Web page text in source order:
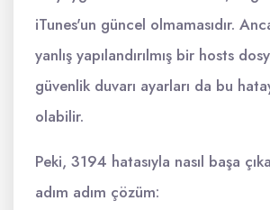
iTunes'un güncel olmamasıdır.
yanlış yapılandırılmış bir hosts
güvenlik duvarı ayarları da bu
olabilir.
Peki, 3194 hatasıyla nasıl başa
adım adım çözüm: